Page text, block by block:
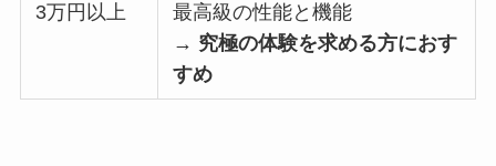
3万円以上
最高級の性能と機能
→ 究極の体験を求める方におす
すめ